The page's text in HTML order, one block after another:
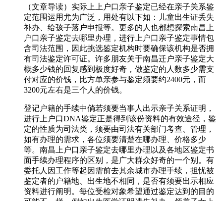
（文章导读）实际上上户口亲子鉴定已经在亲子关系鉴
定范围运用尤为广泛，用处有以下如：儿童出生证丢失
补办、给孩子落户申报等。更多的人也都想探索南昌上
户口亲子鉴定去哪里办理，进行上户口亲子鉴定事情包
含司法范围，因此挑选鉴定机构时要确保该机构是否拥
有司法鉴定许可证。许多朋友关于南昌迁户亲子鉴定大
概多少钱的回复感到极度好奇，做鉴定的人数多少需支
付对应的价钱，比方单亲参与鉴定须要约2400元，而
3200元左右是三个人的价钱。
登记户籍的手续中倘若须要当事人出示亲子关系证明，
进行上户口DNA鉴定正是得到该份资料的有效途径，鉴
定的性质为司法类，须要由司法有关部门考查、管理，
如有办理的需求，各位须要清楚在哪办理、价格多少
等。南昌上户口亲子鉴定去哪里办理以及各地区鉴定书
面手续办理程序的区别，是广大群众好奇的一个别。有
委托人因工作等起因需前去其余城市办理手续，担忧被
鉴定者的户籍地、出生地不相同，是否有须要出示相应
资料进行阐明。每位受检对象希望通过鉴定达到的目的